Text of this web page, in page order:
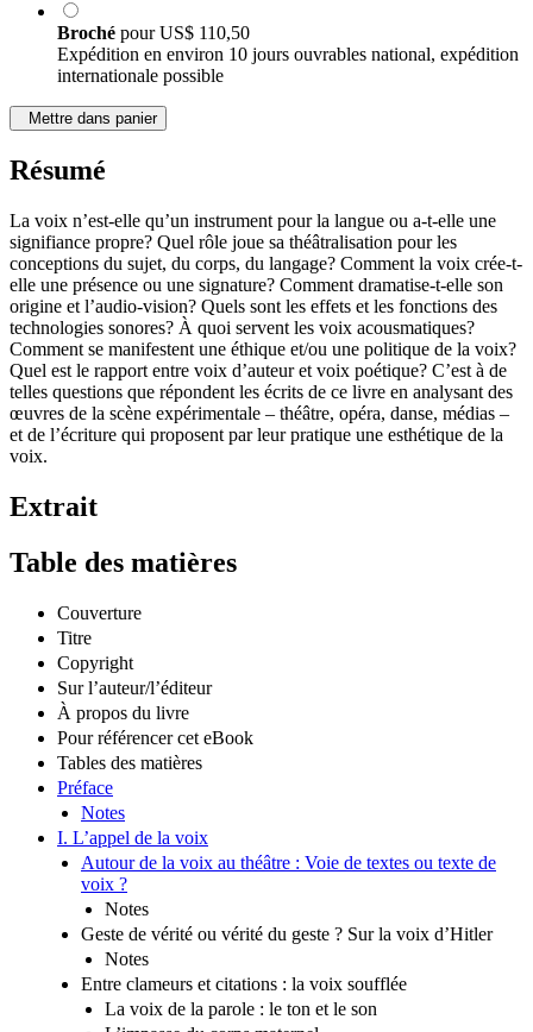
Broché pourUS$ 110,50
Expédition en environ 10 jours ouvrables national, expédition
internationale possible
Mettre dans panier
Résumé
La voix n’est-elle qu’un instrument pour la langue ou a-t-elle une
signifiance propre? Quel rôle joue sa théâtralisation pour les
conceptions du sujet, du corps, du langage? Comment la voix crée-t-
elle une présence ou une signature? Comment dramatise-t-elle son
origine et l’audio-vision? Quels sont les effets et les fonctions des
technologies sonores? À quoi servent les voix acousmatiques?
Comment se manifestent une éthique et/ou une politique de la voix?
Quel est le rapport entre voix d’auteur et voix poétique? C’est à de
telles questions que répondent les écrits de ce livre en analysant des
œuvres de la scène expérimentale – théâtre, opéra, danse, médias –
et de l’écriture qui proposent par leur pratique une esthétique de la
voix.
Extrait
Table des matières
Couverture
Titre
Copyright
Sur l’auteur/l’éditeur
À propos du livre
Pour référencer cet eBook
Tables des matières
Préface
Notes
I. L’appel de la voix
Autour de la voix au théâtre : Voie de textes ou texte de
voix ?
Notes
Geste de vérité ou vérité du geste ? Sur la voix d’Hitler
Notes
Entre clameurs et citations : la voix soufflée
La voix de la parole : le ton et le son